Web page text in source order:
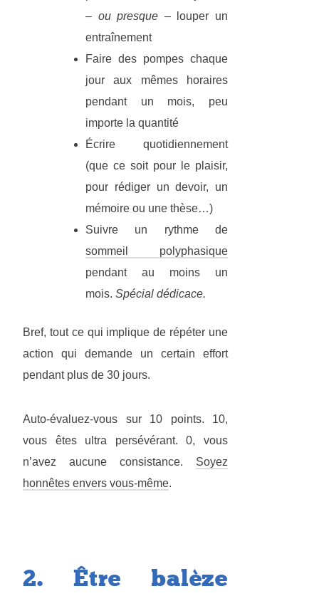
– ou presque –louper un
entraînement
Faire des pompes chaque
jour aux mêmes horaires
pendant un mois, peu
importe la quantité
Écrire quotidiennement
(que ce soit pour le plaisir,
pour rédiger un devoir, un
mémoire ou une thèse…)
Suivre un rythme de
sommeil polyphasique
pendant au moins un
mois. Spécial dédicace.
Bref, tout ce qui implique de répéter une
action qui demande un certain effort
pendant plus de 30 jours.
Auto-évaluez-vous sur 10 points. 10,
vous êtes ultra persévérant. 0, vous
n’avez aucune consistance. Soyez
honnêtes envers vous-même.
2. Être balèze